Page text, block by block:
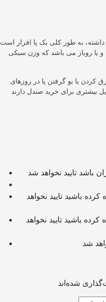
به طور کلی یک پا افزار است
و یا روباز می باشد که وزن سبکی
یا بو گرفتن پا در روزهای